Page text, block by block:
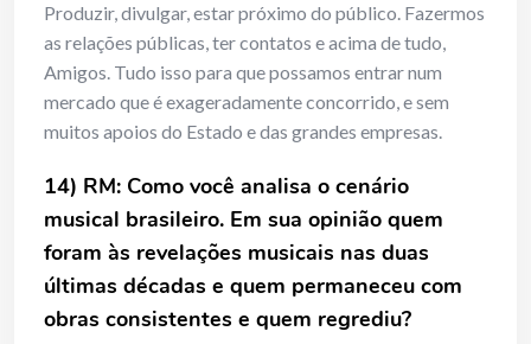
Produzir, divulgar, estar próximo do público. Fazermos
as relações públicas, ter contatos e acima de tudo,
Amigos. Tudo isso para que possamos entrar num
mercado que é exageradamente concorrido, e sem
muitos apoios do Estado e das grandes empresas.
14) RM: Como você analisa o cenário
musical brasileiro. Em sua opinião quem
foram às revelações musicais nas duas
últimas décadas e quem permaneceu com
obras consistentes e quem regrediu?